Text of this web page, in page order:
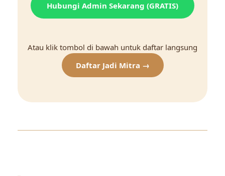
Hubungi Admin Sekarang (GRATIS)
Atau klik tombol di bawah untuk daftar langsung
Daftar Jadi Mitra →